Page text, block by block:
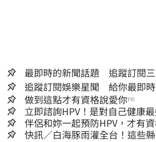
最即時的新聞話題 追蹤訂閱
追蹤訂閱娛樂星聞 給你最即
做到這點才有資格說愛你PR
立即諮詢HPV！是對自己健康
嫌晚！
伴侶和妳一起預防HPV，才有資
快訊／白海豚雨灌全台！這些